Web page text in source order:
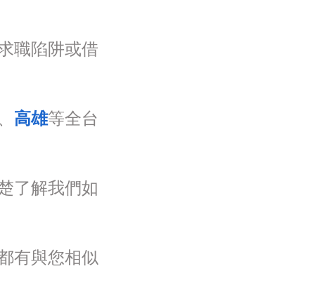
職陷阱或借
高雄等全台
了解我們如
有與您相似